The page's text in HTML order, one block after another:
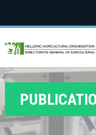
E
G
D
Language Selection